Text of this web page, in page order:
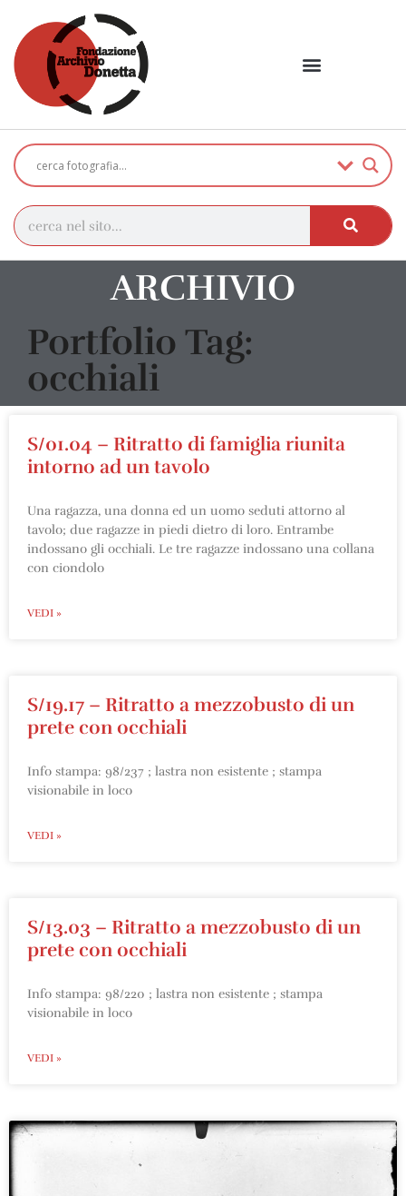
ARCHIVIO
Portfolio Tag:
occhiali
S/01.04 – Ritratto di famiglia riunita
intorno ad un tavolo
Una ragazza, una donna ed un uomo seduti attorno al
tavolo; due ragazze in piedi dietro di loro. Entrambe
indossano gli occhiali. Le tre ragazze indossano una collana
con ciondolo
VEDI »
S/19.17 – Ritratto a mezzobusto di un
prete con occhiali
Info stampa: 98/237 ; lastra non esistente ; stampa
visionabile in loco
VEDI »
S/13.03 – Ritratto a mezzobusto di un
prete con occhiali
Info stampa: 98/220 ; lastra non esistente ; stampa
visionabile in loco
VEDI »